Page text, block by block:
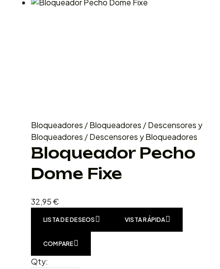
Bloqueadores /Bloqueadores /Descensores y
Bloqueadores /Descensores y Bloqueadores
Bloqueador Pecho
Dome Fixe
32,95€
LISTA DE DESEOS VISTA RÁPIDA
COMPARE
Qty: